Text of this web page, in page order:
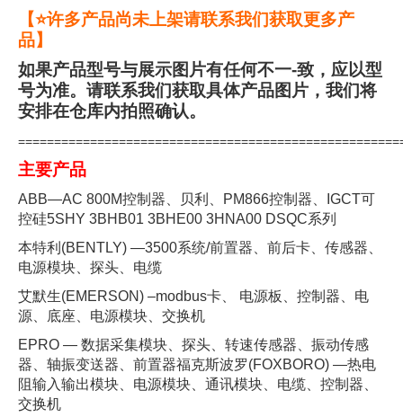
【⭐许多产品尚未上架请联系我们获取更多产
品】
如果产品型号与展示图片有任何不一-致，应以型
号为准。请联系我们获取具体产品图片，我们将
安排在仓库内拍照确认。
主要产品
ABB—AC 800M控制器、贝利、PM866控制器、IGCT可
控硅5SHY 3BHB01 3BHE00 3HNA00 DSQC系列
本特利(BENTLY) —3500系统/前置器、前后卡、传感器、
电源模块、探头、电缆
艾默生(EMERSON) –modbus卡、 电源板、控制器、电
源、底座、电源模块、交换机
EPRO — 数据采集模块、探头、转速传感器、振动传感
器、轴振变送器、前置器福克斯波罗(FOXBORO) —热电
阻输入输出模块、电源模块、通讯模块、电缆、控制器、
交换机